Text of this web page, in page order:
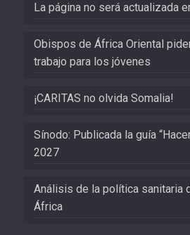
La página no será actualizada
Obispos de África Oriental
trabajo para los jóvenes
¡CARITAS no olvida Somalia!
Sínodo: Publicada la guía
2027
Análisis de la política sanitaria
África